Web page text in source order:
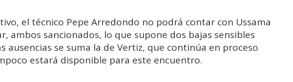
el técnico Pepe Arredondo no podrá contar con Ussama
ambos sancionados, lo que supone dos bajas sensibles
ausencias se suma la de Vertiz, que continúa en proceso
estará disponible para este encuentro.